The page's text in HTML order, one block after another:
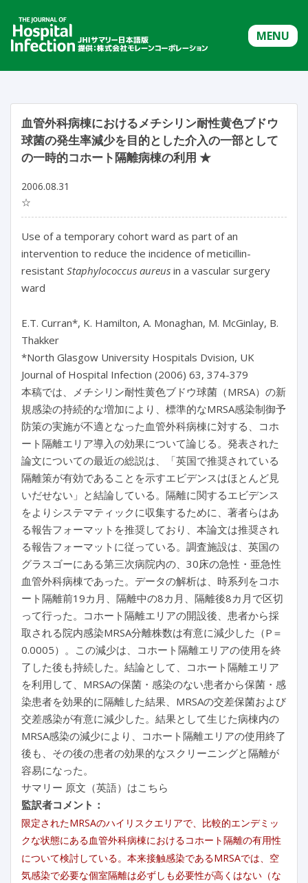
MENU
血管外科病棟におけるメチシリン耐性黄色ブドウ
球菌の発生率減少を目的とした介入の一部として
の一時的コホート隔離病棟の利用 ★
2006.08.31
☆
Use of a temporary cohort ward as part of an
intervention to reduce the incidence of meticillin-
resistant Staphylococcus aureus in a vascular surgery
ward
E.T. Curran*, K. Hamilton, A. Monaghan, M. McGinlay, B.
Thakker
*North Glasgow University Hospitals Dvision, UK
Journal of Hospital Infection (2006) 63, 374-379
本稿では、メチシリン耐性黄色ブドウ球菌（MRSA）の新
規感染の持続的な増加により、標準的なMRSA感染制御予
防策の実施が不適となった血管外科病棟に対する、コホ
ート隔離エリア導入の効果について論じる。発表された
論文についての最近の総説は、「英国で推奨されている
隔離策が有効であることを示すエビデンスはほとんど見
いだせない」と結論している。隔離に関するエビデンス
をよりシステマティックに収集するために、著者らはあ
る報告フォーマットを推奨しており、本論文は推奨され
る報告フォーマットに従っている。調査施設は、英国の
グラスゴーにある第三次病院内の、30床の急性・亜急性
血管外科病棟であった。データの解析は、時系列をコホ
ート隔離前19カ月、隔離中の8カ月、隔離後8カ月で区切
って行った。コホート隔離エリアの開設後、患者から採
取される院内感染MRSA分離株数は有意に減少した（P＝
0.0005）。この減少は、コホート隔離エリアの使用を終
了した後も持続した。結論として、コホート隔離エリア
を利用して、MRSAの保菌・感染のない患者から保菌・感
染患者を効果的に隔離した結果、MRSAの交差保菌および
交差感染が有意に減少した。結果として生じた病棟内の
MRSA感染の減少により、コホート隔離エリアの使用終了
後も、その後の患者の効果的なスクリーニングと隔離が
容易になった。
サマリー 原文（英語）はこちら
監訳者コメント：
限定されたMRSAのハイリスクエリアで、比較的エンデミッ
クな状態にある血管外科病棟におけるコホート隔離の有用性
について検討している。本来接触感染であるMRSAでは、空
気感染で必要な個室隔離は必ずしも必要性が高くはない（な